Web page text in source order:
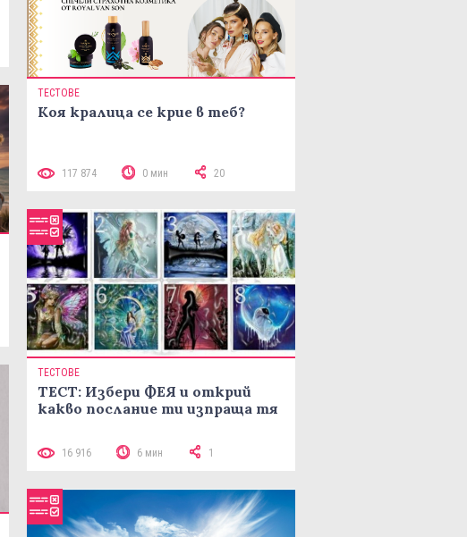
ТЕСТОВЕ
Коя кралица се крие в теб?
117 874 0 мин 20
ТЕСТОВЕ
ТЕСТ: Избери ФЕЯ и открий
какво послание ти изпраща тя
16 916 6 мин 1